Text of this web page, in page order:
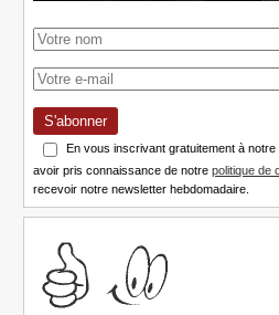
S'abonner
En vous inscrivant gratuitement à
avoir pris connaissance de notrepolitique de
recevoir notre newsletter hebdomadaire.